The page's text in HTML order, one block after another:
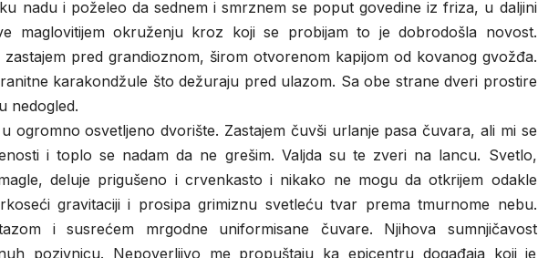
nadu i poželeo da sednem i smrznem se poput govedine iz friza, u daljini
maglovitijem okruženju kroz koji se probijam to je dobrodošla novost.
pred grandioznom, širom otvorenom kapijom od kovanog gvožđa.
karakondžule što dežuraju pred ulazom. Sa obe strane dveri prostire
nedogled.
ogromno osvetljeno dvorište. Zastajem čuvši urlanje pasa čuvara, ali mi se
i toplo se nadam da ne grešim. Valjda su te zveri na lancu. Svetlo,
deluje prigušeno i crvenkasto i nikako ne mogu da otkrijem odakle
gravitaciji i prosipa grimiznu svetleću tvar prema tmurnome nebu.
i susrećem mrgodne uniformisane čuvare. Njihova sumnjičavost
pozivnicu. Nepoverljivo me propuštaju ka epicentru događaja koji je